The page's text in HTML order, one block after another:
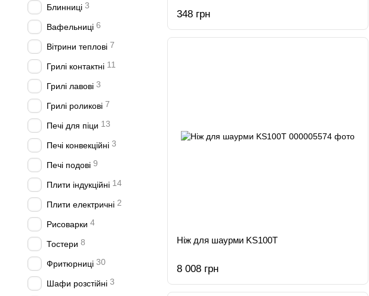
348 грн
Ніж для шаурми KS100T
8 008 грн
Блинниці 3
Вафельниці 6
Вітрини теплові 7
Грилі контактні 11
Грилі лавові 3
Грилі роликові 7
Печі для піци 13
Печі конвекційні 3
Печі подові 9
Плити індукційні 14
Плити електричні 2
Рисоварки 4
Тостери 8
Фритюрниці 30
Шафи розстійні 3